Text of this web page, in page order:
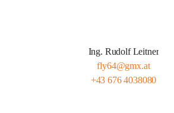
Ing. Rudolf Leitner
fly64@gmx.at
+43 676 4038080